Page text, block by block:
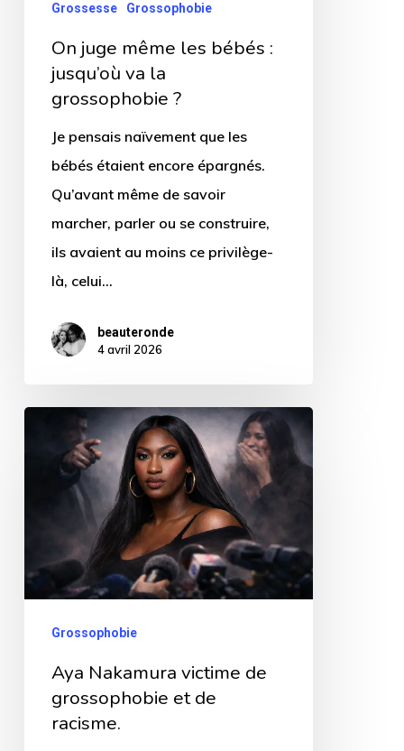
grossophobie
Grossesse Grossophobie
On juge même les bébés :
jusqu’où va la
grossophobie ?
Je pensais naïvement que les
bébés étaient encore épargnés.
Qu’avant même de savoir
marcher, parler ou se construire,
ils avaient au moins ce privilège-
là, celui…
beauteronde
4 avril 2026
Nakamura
victime
grossophobie
Grossophobie
Aya Nakamura victime de
grossophobie et de
racisme.